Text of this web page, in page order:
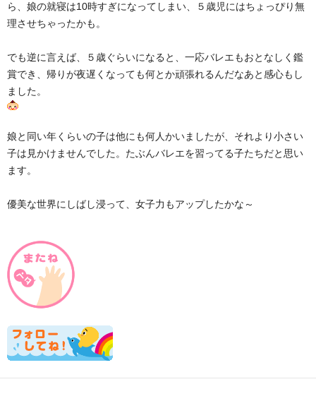
ら、娘の就寝は10時すぎになってしまい、５歳児にはちょっぴり無
理させちゃったかも。
でも逆に言えば、５歳ぐらいになると、一応バレエもおとなしく鑑
賞でき、帰りが夜遅くなっても何とか頑張れるんだなあと感心もし
ました。
娘と同い年くらいの子は他にも何人かいましたが、それより小さい
子は見かけませんでした。たぶんバレエを習ってる子たちだと思い
ます。
優美な世界にしばし浸って、女子力もアップしたかな～